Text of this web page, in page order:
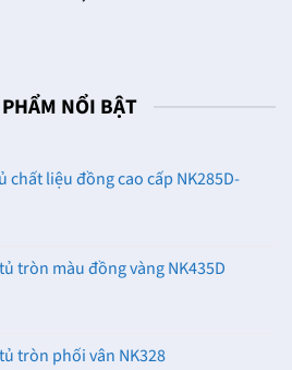
NỔI BẬT
chất liệu đồng cao cấp NK285D-
tròn màu đồng vàng NK435D
tròn phối vân NK328